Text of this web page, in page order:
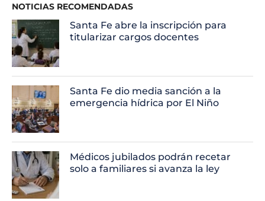
NOTICIAS RECOMENDADAS
Santa Fe abre la inscripción para
titularizar cargos docentes
Santa Fe dio media sanción a la
emergencia hídrica por El Niño
Médicos jubilados podrán recetar
solo a familiares si avanza la ley